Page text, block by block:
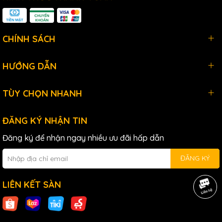
CHÍNH SÁCH
HƯỚNG DẪN
TÙY CHỌN NHANH
ĐĂNG KÝ NHẬN TIN
Đăng ký để nhận ngay nhiều ưu đãi hấp dẫn
ĐĂNG KÝ
LIÊN KẾT SÀN